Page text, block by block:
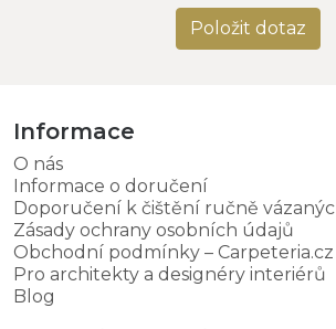
Položit dotaz
Informace
O nás
Informace o doručení
Doporučení k čištění ručně
Zásady ochrany osobních údajů
Obchodní podmínky – Carpeteria.cz
Pro architekty a designéry interiérů
Blog